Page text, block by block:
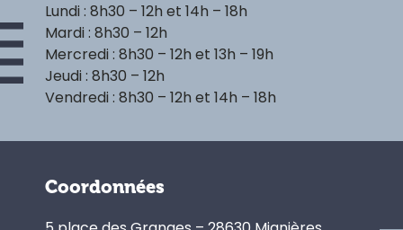
Lundi : 8h30 – 12h et 14h – 18h
Mardi : 8h30 – 12h
Mercredi : 8h30 – 12h et 13h – 19h
Jeudi : 8h30 – 12h
Vendredi : 8h30 – 12h et 14h – 18h
Coordonnées